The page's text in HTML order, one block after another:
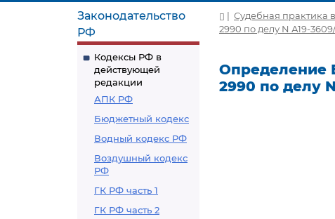
Законодательство
РФ
Кодексы РФ в
действующей
редакции
АПК РФ
Бюджетный кодекс
Водный кодекс РФ
Воздушный кодекс
РФ
ГК РФ часть 1
ГК РФ часть 2
| Судебная практика
2990 по делу N А19-
Определение
2990 по делу